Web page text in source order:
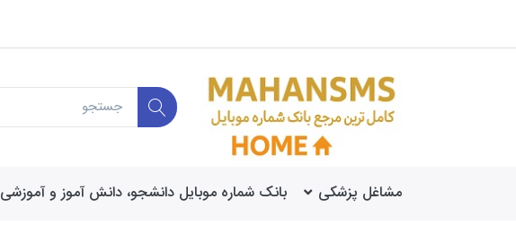
مشاغل پزشکی بانک شماره موبایل دانشجو، دانش آموز و آموزشی